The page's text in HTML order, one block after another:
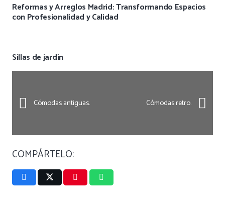
Reformas y Arreglos Madrid: Transformando Espacios
con Profesionalidad y Calidad
Sillas de jardín
Cómodas antiguas. Cómodas retro.
COMPÁRTELO: